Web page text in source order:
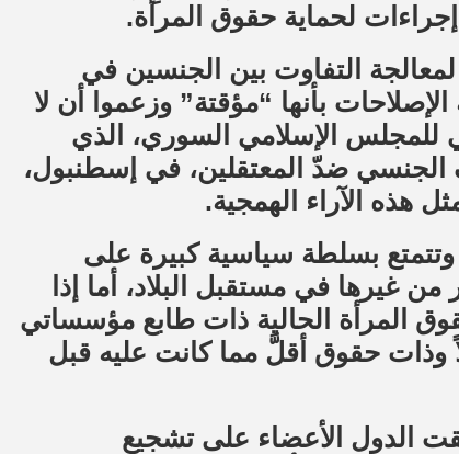
لحماية حقوق المرأة.
التفاوت بين الجنسين في
بأنها “مؤقتة” وزعموا أن لا
للمجلس الإسلامي السوري، الذي
الجنسي ضدّ المعتقلين، في إسطنبول،
هذه الآراء الهمجية.
بسلطة سياسية كبيرة على
غيرها في مستقبل البلاد، أما إذا
المرأة الحالية ذات طابع مؤسساتي
وذات حقوق أقلَّ مما كانت عليه قبل
مجلس الأمن رقم /2254/، وافقت الدول الأعضاء على تشجيع